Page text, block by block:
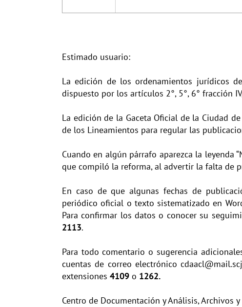
Estimado usuario:
La edición de los ordenamientos jurídicos
dispuesto por los artículos 2°, 5°, 6° fracción
La edición de la Gaceta Oficial de la Ciudad
de los Lineamientos para regular las
Cuando en algún párrafo aparezca la leyenda
que compiló la reforma, al advertir la falta de
En caso de que algunas fechas de
periódico oficial o texto sistematizado en
Para confirmar los datos o conocer su
2113.
Para todo comentario o sugerencia
cuentas de correo electrónico
extensiones 4109 o 1262.
Centro de Documentación y Análisis, Archivos